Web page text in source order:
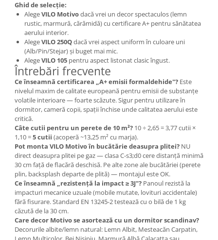
Ghid de selecție:
AlegeVILO Motivodacă vrei un decor spectaculos (lemn
rustic, marmură, cărămidă) cu certificare A+ pentru sănătatea
aerului interior.
AlegeVILO 250Qdacă vrei aspect uniform în culoare uni
(Alb/Pin/Stejar) și buget mai mic.
AlegeVILO 105 pentru aspect listonat clasic îngust.
Întrebări frecvente
Ce înseamnă certificarea „A+ emisii formaldehide"? Este
nivelul maxim de calitate europeană pentru emisii de substanțe
volatile interioare — foarte scăzute. Sigur pentru utilizare în
dormitor, cameră copii, spații închise unde calitatea aerului este
critică.
Câte cutii pentru un perete de 10 m²? 10 ÷ 2,65 = 3,77 cutii ×
1,10 =5 cutii (acoperă ~13,25 m² cu marja).
Pot monta VILO Motivo în bucătărie deasupra plitei? NU
direct deasupra plitei pe gaz — clasa C-s3;d0 cere distanță minimă
30 cm față de flacără deschisă. Pe alte zone ale bucătăriei (perete
plin, backsplash departe de plită) — montajul este OK.
Ce înseamnă „rezistență la impact ≥ 3J"? Panoul rezistă la
impacturi mecanice uzuale (mobile mutate, lovituri accidentale)
fără fisurare. Standard EN 13245-2 testează cu o bilă de 1 kg
căzută de la 30 cm.
Care decor Motivo se asortează cu un dormitor scandinav?
Decorurile albite/lemn natural: Lemn Albit, Mesteacăn Carpatin,